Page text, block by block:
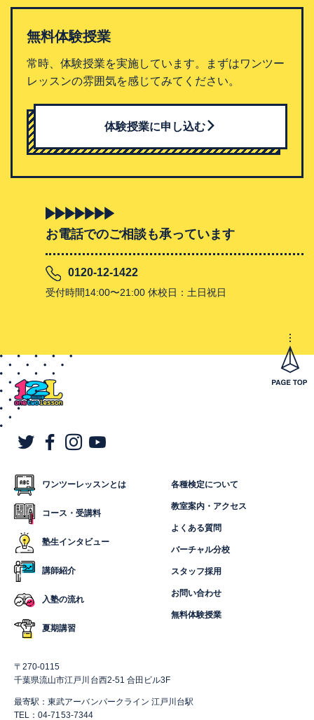
無料体験授業
常時、体験授業を実施しています。まずはワンツー
レッスンの雰囲気を感じてみてください。
体験授業に申し込む
お電話でのご相談も承っています
0120-12-1422
受付時間14:00〜21:00 休校日：土日祝日
ワンツーレッスンとは
コース・受講料
塾生インタビュー
講師紹介
入塾の流れ
夏期講習
各種検定について
教室案内・アクセス
よくある質問
バーチャル分校
スタッフ採用
お問い合わせ
無料体験授業
〒270-0115
千葉県流山市江戸川台西2-51 合田ビル3F
最寄駅：東武アーバンパークライン 江戸川台駅
TEL：04-7153-7344